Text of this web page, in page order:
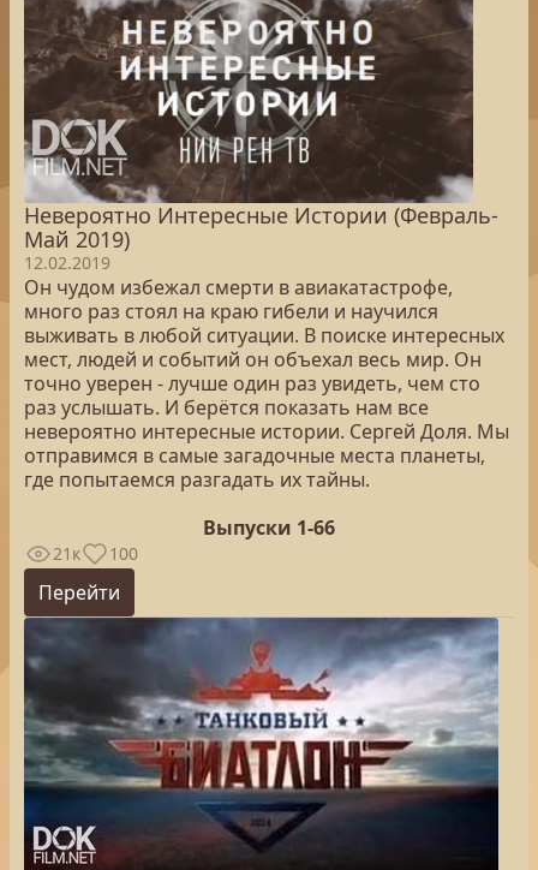
Невероятно Интересные Истории (Февраль-
Май 2019)
12.02.2019
Он чудом избежал смерти в авиакатастрофе,
много раз стоял на краю гибели и научился
выживать в любой ситуации. В поиске интересных
мест, людей и событий он объехал весь мир. Он
точно уверен - лучше один раз увидеть, чем сто
раз услышать. И берётся показать нам все
невероятно интересные истории. Сергей Доля. Мы
отправимся в самые загадочные места планеты,
где попытаемся разгадать их тайны.
Выпуски 1-66
21к 100
Перейти